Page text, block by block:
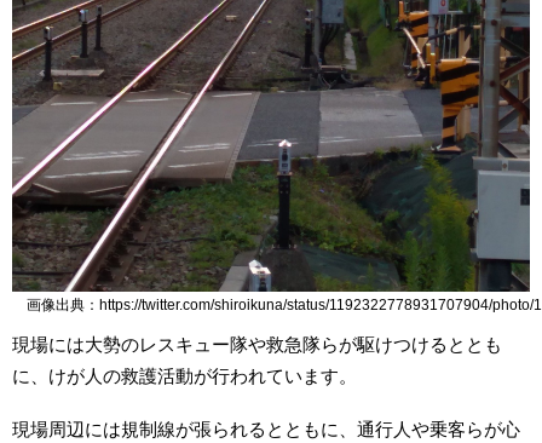
画像出典：https://twitter.com/shiroikuna/status/1192322778931707904/photo/1
現場には大勢のレスキュー隊や救急隊らが駆けつけるととも
に、けが人の救護活動が行われています。
現場周辺には規制線が張られるとともに、通行人や乗客らが心